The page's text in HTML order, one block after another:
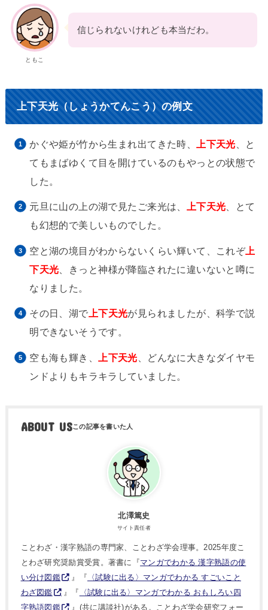
ともこ
信じられないけれども本当だわ。
上下天光（しょうかてんこう）の例文
かぐや姫が竹から生まれ出てきた時、 上下天光 、と
てもまばゆくて目を開けているのもやっとの状態で
した。
元旦に山の上の湖で見たご来光は、 上下天光 、とて
も幻想的で美しいものでした。
空と湖の境目がわからないくらい輝いて、これぞ上
下天光 、きっと神様が降臨されたに違いないと噂に
なりました。
その日、湖で 上下天光が見られましたが、科学で説
明できないそうです。
空も海も輝き、 上下天光 、どんなに大きなダイヤモ
ンドよりもキラキラしていました。
ABOUT US
北澤篤史
サイト責任者
ことわざ・漢字熟語の専門家、ことわざ学会理事。2025年度こ
とわざ研究奨励賞受賞。著書に『マンガでわかる 漢字熟語の使
い分け図鑑
』『 〈試験に出る〉マンガでわかる すごいこと
わざ図鑑
』『
〈試験に出る〉マンガでわかる おもしろい四
字熟語図鑑
』(共に講談社)がある。ことわざ学会研究フォー